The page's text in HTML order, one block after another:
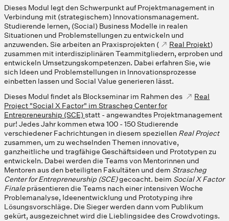
Dieses Modul legt den Schwerpunkt auf Projektmanagement in
Verbindung mit (strategischem) Innovationsmanagement.
Studierende lernen, (Social) Business Modelle in realen
Situationen und Problemstellungen zu entwickeln und
anzuwenden. Sie arbeiten an Praxisprojekten (
Real Projekt)
zusammen mit interdisziplinären Teammitgliedern, erproben und
entwickeln Umsetzungskompetenzen. Dabei erfahren Sie, wie
sich Ideen und Problemstellungen in Innovationsprozesse
einbetten lassen und Social Value generieren lässt.
Dieses Modul findet als Blockseminar im Rahmen des
Real
Project "Social X Factor" im Strascheg Center for
Entrepreneurship (SCE)statt - angewandtes Projektmanagement
pur! Jedes Jahr kommen etwa 100 - 150 Studierende
verschiedener Fachrichtungen in diesem speziellen Real Project
zusammen, um zu wechselnden Themen innovative,
ganzheitliche und tragfähige Geschäftsideen und Prototypen zu
entwickeln. Dabei werden die Teams von Mentorinnen und
Mentoren aus den beteiligten Fakultäten und dem Strascheg
Center for Entrepreneurship (SCE)gecoacht. beim Social X Factor
Finale präsentieren die Teams nach einer intensiven Woche
Problemanalyse, Ideenentwicklung und Prototyping ihre
Lösungsvorschläge. Die Sieger werden dann vom Publikum
gekürt, ausgezeichnet wird die Lieblingsidee des Crowdvotings.